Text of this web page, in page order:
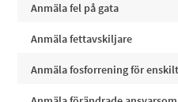
Anmäla fel på gata
Anmäla fettavskiljare
Anmäla fosforrening för